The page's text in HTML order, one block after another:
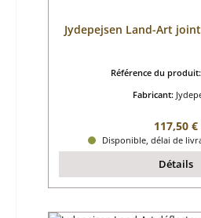
Jydepejsen Land-Art
Référence du produit:
Fabricant:
Prix
117,50 €
Disponible, délai de
Détails